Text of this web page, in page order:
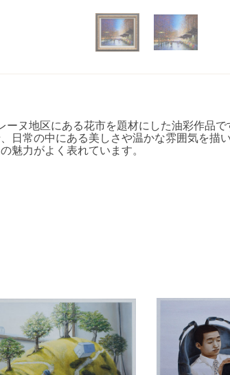
ーヌ地区にある花市を題材にした油彩作品
日常の中にある美しさや温かな雰囲気を描
魅力がよく表れています。